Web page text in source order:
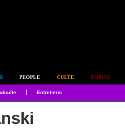
PEOPLE CULTE FORUM
Entretiens